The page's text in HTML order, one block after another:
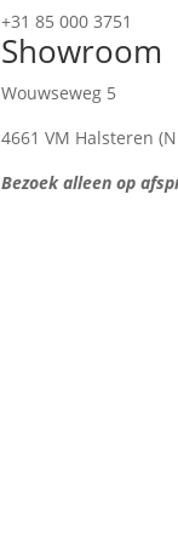
+31 85 000 3751
Showroom
Wouwseweg 5
4661 VM Halsteren
Bezoek alleen op